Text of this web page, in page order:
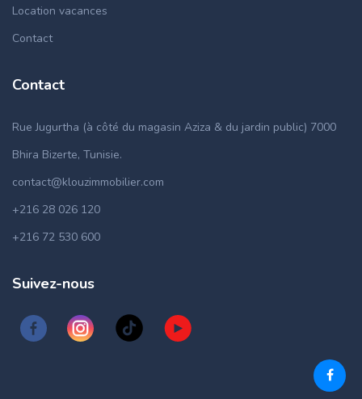
Location vacances
Contact
Contact
Rue Jugurtha (à côté du magasin Aziza & du jardin public) 7000
Bhira Bizerte, Tunisie.
contact@klouzimmobilier.com
+216 28 026 120
+216 72 530 600
Suivez-nous